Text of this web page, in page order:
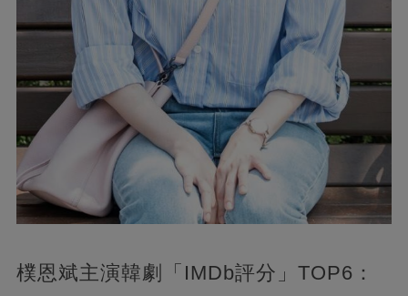
樸恩斌主演韓劇「IMDb評分」TOP6：